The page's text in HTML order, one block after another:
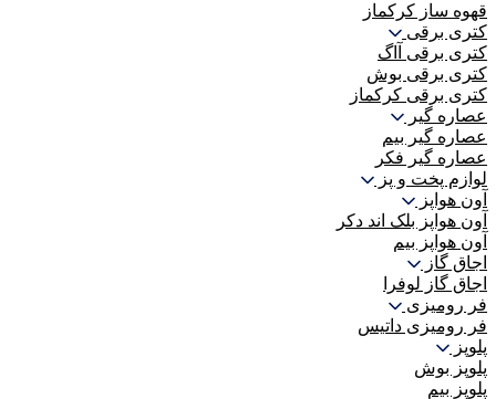
قهوه ساز کرکماز
کتری برقی
کتری برقی آاگ
کتری برقی بوش
کتری برقی کرکماز
عصاره گیر
عصاره گیر بیم
عصاره گیر فکر
لوازم پخت و پز
آون هواپز
آون هواپز بلک اند دکر
آون هواپز بیم
اجاق گاز
اجاق گاز لوفرا
فر رومیزی
فر رومیزی داتیس
پلوپز
پلوپز بوش
پلوپز بیم